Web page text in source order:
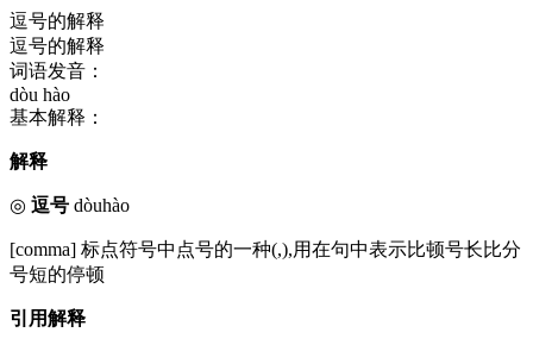
逗号的解释
逗号的解释
词语发音：
dòu hào
基本解释：
解释
◎ 逗号 dòuhào
[comma] 标点符号中点号的一种(,),用在句中表示比顿号长比分
号短的停顿
引用解释